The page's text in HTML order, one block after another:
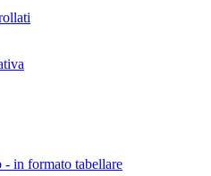
in formato tabellare